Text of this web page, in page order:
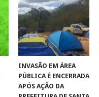
INVASÃO EM ÁREA
PÚBLICA É ENCERRADA
APÓS AÇÃO DA